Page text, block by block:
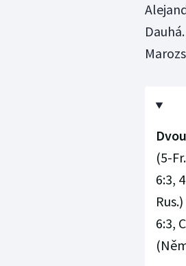
(5-
6:3,
6:3,